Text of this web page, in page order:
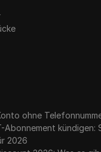
ohne
Abonnement
2026